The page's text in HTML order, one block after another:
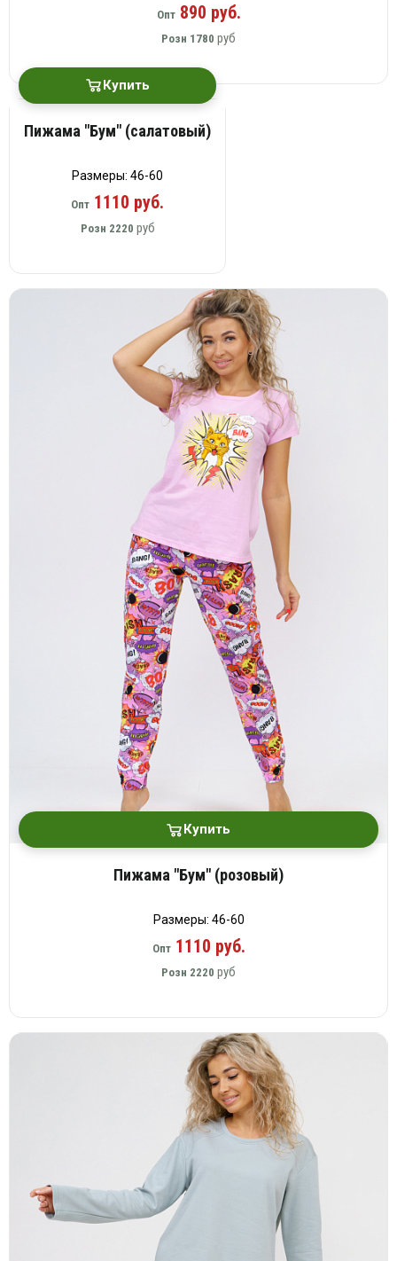
Опт890 руб.
Розн 1780 руб
Купить
Пижама "Бум" (салатовый)
Размеры: 46-60
Опт 1110 руб.
Розн 2220 руб
Купить
Пижама "Бум" (розовый)
Размеры: 46-60
Опт1110 руб.
Розн 2220 руб